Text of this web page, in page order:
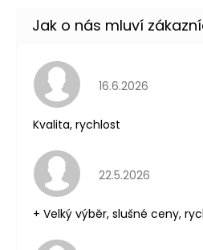
Hodnocení
16.6.2026
Kvalita, rychlost
Hodnocení
22.5.2026
+ Velký výběr, slušné ceny,